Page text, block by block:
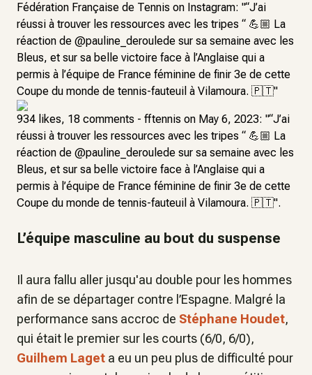
Fédération Française de Tennis on Instagram: "“J’ai
réussi à trouver les ressources avec les tripes “ 💪🏼 La
réaction de @pauline_deroulede sur sa semaine avec les
Bleus, et sur sa belle victoire face à l’Anglaise qui a
permis à l’équipe de France féminine de finir 3e de cette
Coupe du monde de tennis-fauteuil à Vilamoura. 🇵🇹"
934 likes, 18 comments - fftennis on May 6, 2023: "“J’ai
réussi à trouver les ressources avec les tripes “ 💪🏼 La
réaction de @pauline_deroulede sur sa semaine avec les
Bleus, et sur sa belle victoire face à l’Anglaise qui a
permis à l’équipe de France féminine de finir 3e de cette
Coupe du monde de tennis-fauteuil à Vilamoura. 🇵🇹".
L’équipe masculine au bout du suspense
Il aura fallu aller jusqu'au double pour les hommes
afin de se départager contre l’Espagne. Malgré la
performance sans accroc de Stéphane Houdet,
qui était le premier sur les courts (6/0, 6/0),
Guilhem Laget a eu un peu plus de difficulté pour